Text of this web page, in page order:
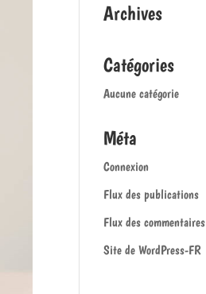
Archives
Catégories
Aucune catégorie
Méta
Connexion
Flux des publications
Flux des commentaires
Site de WordPress-FR